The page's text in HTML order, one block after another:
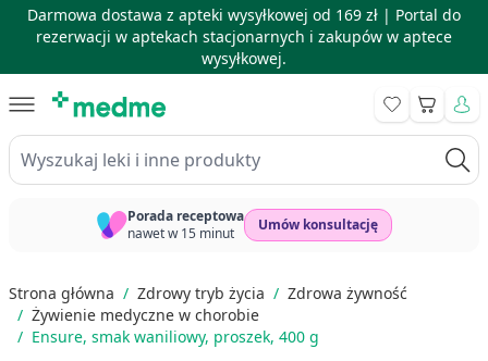
Darmowa dostawa z apteki wysyłkowej od 169 zł | Portal do
rezerwacji w aptekach stacjonarnych i zakupów w aptece
wysyłkowej.
Wyszukaj leki i inne produkty
Koszyk
Porada receptowa
nawet w 15 minut
Umów konsultację
Strona główna / Zdrowy tryb życia / Zdrowa żywność
/ Żywienie medyczne w chorobie
/ Ensure, smak waniliowy, proszek, 400 g